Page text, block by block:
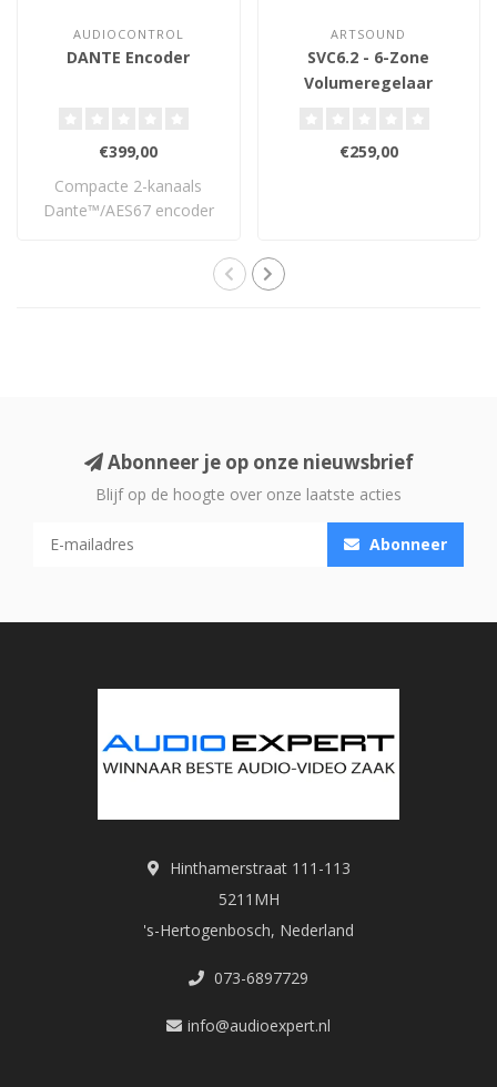
AUDIOCONTROL
DANTE Encoder
€399,00
Compacte 2-kanaals
Dante™/AES67 encoder
ARTSOUND
SVC6.2 - 6-Zone
Volumeregelaar
€259,00
Abonneer je op onze nieuwsbrief
Blijf op de hoogte over onze laatste acties
Abonneer
Hinthamerstraat 111-113
5211MH
's-Hertogenbosch, Nederland
073-6897729
info@audioexpert.nl